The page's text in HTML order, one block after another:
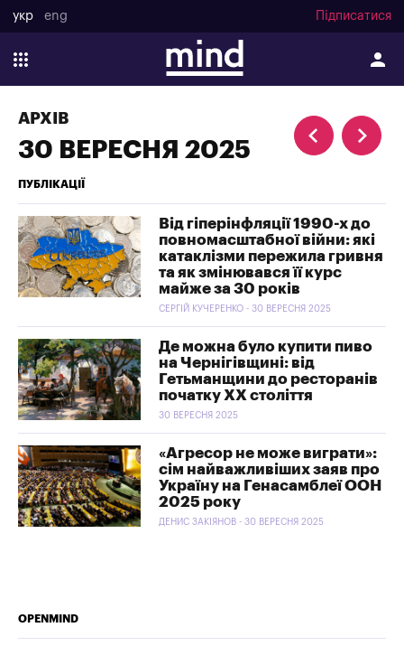
укр eng Підписатися
АРХІВ
30 ВЕРЕСНЯ 2025
ПУБЛІКАЦІЇ
Від гіперінфляції 1990-х до
повномасштабної війни: які
катаклізми пережила гривня
та як змінювався її курс
майже за 30 років
СЕРГІЙ КУЧЕРЕНКО - 30 ВЕРЕСНЯ 2025
Де можна було купити пиво
на Чернігівщині: від
Гетьманщини до ресторанів
початку ХХ століття
30 ВЕРЕСНЯ 2025
«Агресор не може виграти»:
сім найважливіших заяв про
Україну на Генасамблеї ООН
2025 року
ДЕНИС ЗАКІЯНОВ - 30 ВЕРЕСНЯ 2025
OPENMIND